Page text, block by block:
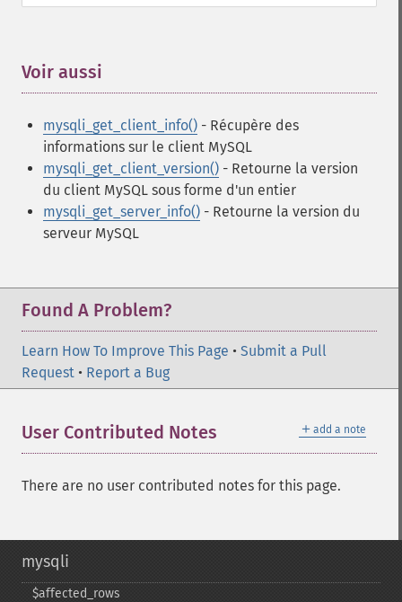
Voir aussi
mysqli_get_client_info() - Récupère des
informations sur le client MySQL
mysqli_get_client_version() - Retourne la version
du client MySQL sous forme d'un entier
mysqli_get_server_info() - Retourne la version du
serveur MySQL
Found A Problem?
Learn How To Improve This Page • Submit a Pull
Request • Report a Bug
＋ add a note
User Contributed Notes
There are no user contributed notes for this page.
mysqli
$affected_​rows